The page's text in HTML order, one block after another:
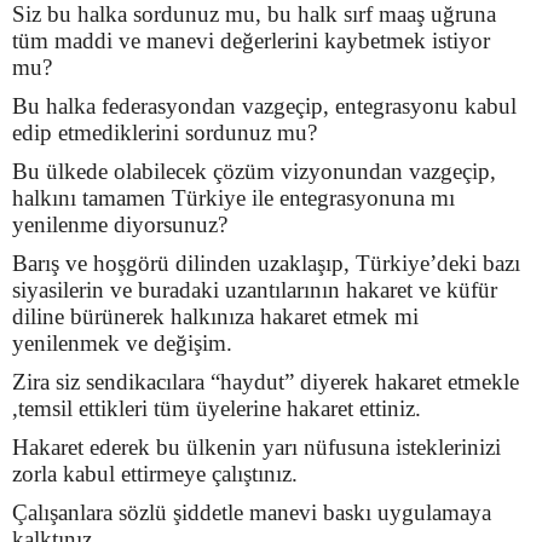
Siz bu halka sordunuz mu, bu halk sırf maaş uğruna
tüm maddi ve manevi değerlerini kaybetmek istiyor
mu?
Bu halka federasyondan vazgeçip, entegrasyonu kabul
edip etmediklerini sordunuz mu?
Bu ülkede olabilecek çözüm vizyonundan vazgeçip,
halkını tamamen Türkiye ile entegrasyonuna mı
yenilenme diyorsunuz?
Barış ve hoşgörü dilinden uzaklaşıp, Türkiye’deki bazı
siyasilerin ve buradaki uzantılarının hakaret ve küfür
diline bürünerek halkınıza hakaret etmek mi
yenilenmek ve değişim.
Zira siz sendikacılara “haydut” diyerek hakaret etmekle
,temsil ettikleri tüm üyelerine hakaret ettiniz.
Hakaret ederek bu ülkenin yarı nüfusuna isteklerinizi
zorla kabul ettirmeye çalıştınız.
Çalışanlara sözlü şiddetle manevi baskı uygulamaya